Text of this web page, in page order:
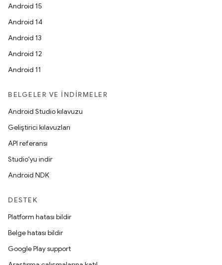
Android 15
Android 14
Android 13
Android 12
Android 11
BELGELER VE İNDIRMELER
Android Studio kılavuzu
Geliştirici kılavuzları
API referansı
Studio'yu indir
Android NDK
DESTEK
Platform hatası bildir
Belge hatası bildir
Google Play support